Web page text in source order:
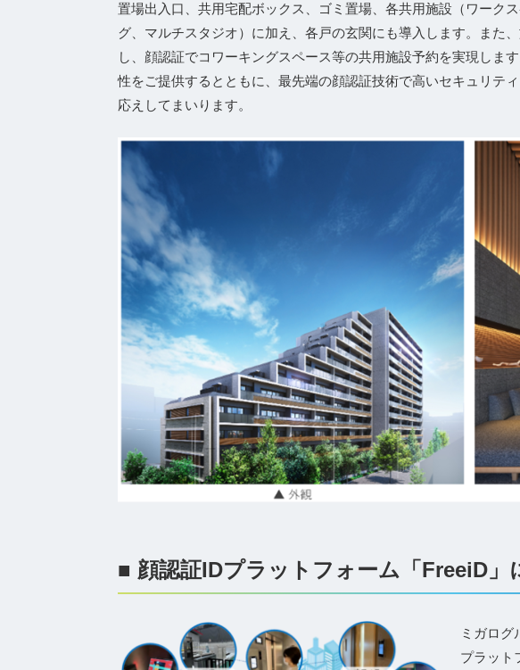
置場出入口、共用宅配ボックス、ゴミ置場、各共用施設（ワーク
グ、マルチスタジオ）に加え、各戸の玄関にも導入します。また
し、顔認証でコワーキングスペース等の共用施設予約を実現しま
性をご提供するとともに、最先端の顔認証技術で高いセキュリテ
応えしてまいります。
■ 顔認証IDプラットフォーム「FreeiD」
ミガログ
プラット